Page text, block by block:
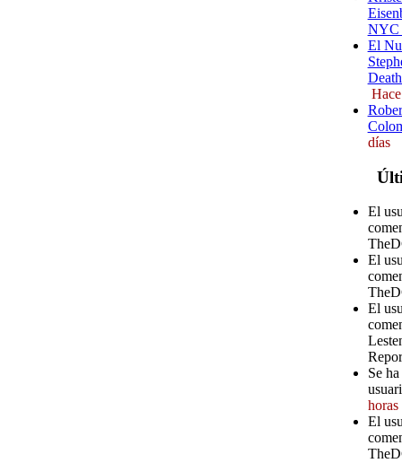
NYC
El
días
El
El
El
Se
horas
El